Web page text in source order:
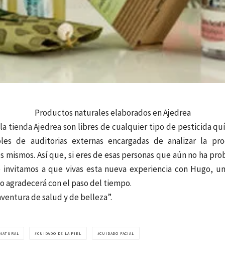
Productos naturales elaborados en Ajedrea
tienda Ajedreason libres de cualquier tipo de pesticida
de auditorias externas encargadas de analizar la
mismos. Así que, si eres de esas personas que aún no ha
a que vivas esta nueva experiencia con Hugo,
agradecerá con el paso del tiempo.
de salud y de belleza”.
CUIDADO DE LA PIEL CUIDADO FACIAL